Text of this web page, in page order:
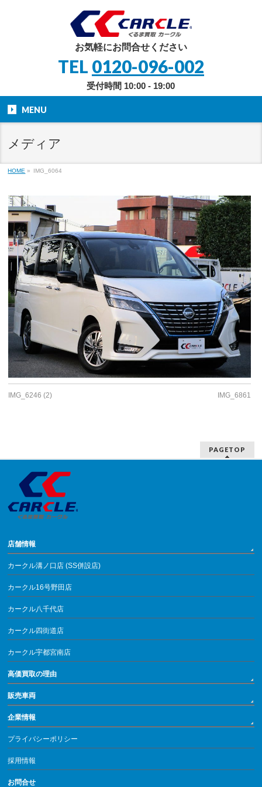
お気軽にお問合せください
TEL 0120-096-002
受付時間 10:00 - 19:00
MENU
メディア
HOME » IMG_6064
IMG_6246 (2) IMG_6861
PAGETOP
店舗情報
カークル溝ノ口店 (SS併設店)
カークル16号野田店
カークル八千代店
カークル四街道店
カークル宇都宮南店
高価買取の理由
販売車両
企業情報
プライバシーポリシー
採用情報
お問合せ